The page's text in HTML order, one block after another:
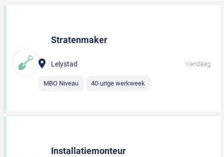
Stratenmaker
Lelystad Vandaag
MBO Niveau 40-urige werkweek
Installatiemonteur